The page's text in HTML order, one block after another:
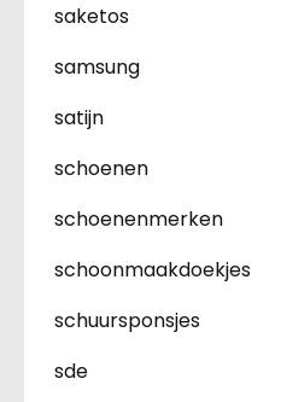
saketos
samsung
satijn
schoenen
schoenenmerken
schoonmaakdoekjes
schuursponsjes
sde